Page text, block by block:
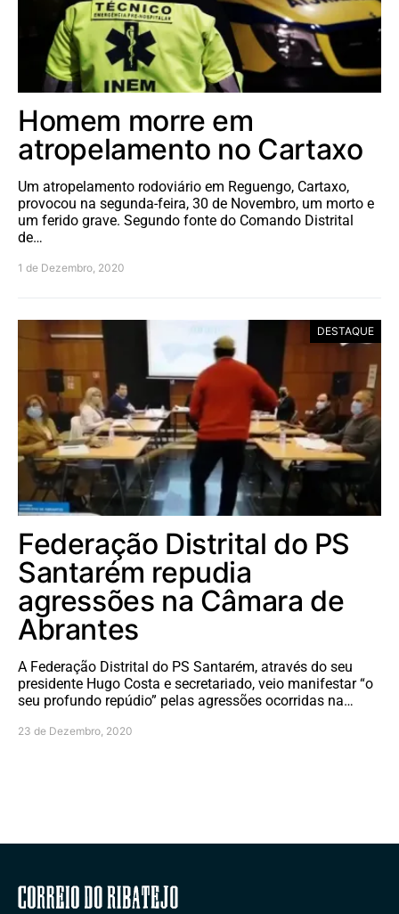
Homem morre em
atropelamento no Cartaxo
Um atropelamento rodoviário em Reguengo, Cartaxo,
provocou na segunda-feira, 30 de Novembro, um morto e
um ferido grave. Segundo fonte do Comando Distrital
de…
1 de Dezembro, 2020
DESTAQUE
Federação Distrital do PS
Santarém repudia
agressões na Câmara de
Abrantes
A Federação Distrital do PS Santarém, através do seu
presidente Hugo Costa e secretariado, veio manifestar “o
seu profundo repúdio” pelas agressões ocorridas na…
23 de Dezembro, 2020
Correio do Ribatejo